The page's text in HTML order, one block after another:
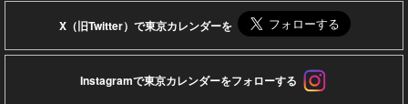
X（旧Twitter）で東京カレンダーを
Instagramで東京カレンダーをフォローする